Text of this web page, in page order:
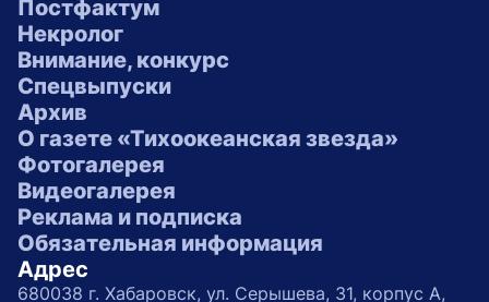
Постфактум
Некролог
Внимание, конкурс
Спецвыпуски
Архив
О газете «Тихоокеанская звезда»
Фотогалерея
Видеогалерея
Реклама и подписка
Обязательная информация
Адрес
680038 г. Хабаровск, ул. Серышева, 31, корпус А,